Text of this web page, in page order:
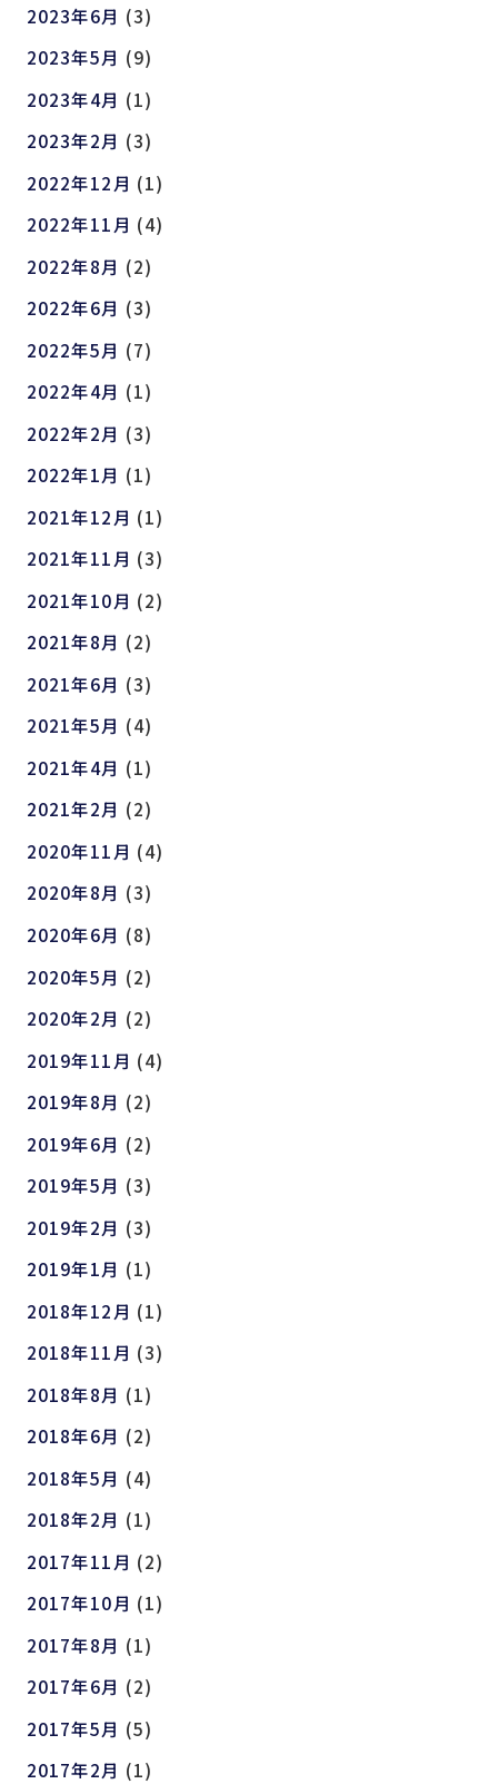
2023年6月 (3)
2023年5月 (9)
2023年4月 (1)
2023年2月 (3)
2022年12月 (1)
2022年11月 (4)
2022年8月 (2)
2022年6月 (3)
2022年5月 (7)
2022年4月 (1)
2022年2月 (3)
2022年1月 (1)
2021年12月 (1)
2021年11月 (3)
2021年10月 (2)
2021年8月 (2)
2021年6月 (3)
2021年5月 (4)
2021年4月 (1)
2021年2月 (2)
2020年11月 (4)
2020年8月 (3)
2020年6月 (8)
2020年5月 (2)
2020年2月 (2)
2019年11月 (4)
2019年8月 (2)
2019年6月 (2)
2019年5月 (3)
2019年2月 (3)
2019年1月 (1)
2018年12月 (1)
2018年11月 (3)
2018年8月 (1)
2018年6月 (2)
2018年5月 (4)
2018年2月 (1)
2017年11月 (2)
2017年10月 (1)
2017年8月 (1)
2017年6月 (2)
2017年5月 (5)
2017年2月 (1)